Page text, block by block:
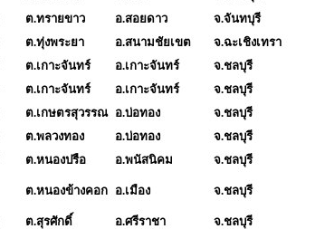
ต.ทรายขาว อ.สอยดาว
จ.จันทบุรี
ต.ทุ่งพระยา อ.สนามชัยเขต
จ.ฉะเชิงเทรา
ต.เกาะจันทร์ อ.เกาะจันทร์
จ.ชลบุรี
ต.เกาะจันทร์ อ.เกาะจันทร์
จ.ชลบุรี
ต.เกษตรสุวรรณ อ.บ่อทอง
จ.ชลบุรี
ต.พลวงทอง อ.บ่อทอง
จ.ชลบุรี
ต.หนองปรือ อ.พนัสนิคม จ.ชลบุรี
ต.หนองข้างคอก อ.เมือง จ.ชลบุรี
ต.สุรศักดิ์ อ.ศรีราชา
จ.ชลบุรี